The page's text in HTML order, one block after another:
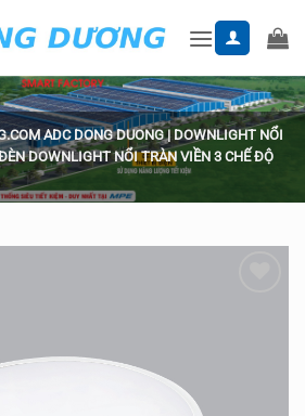
ADC DONG DUONG| DOWNLIGHT NỔI
DOWNLIGHT NỔI TRÀN VIỀN 3 CHẾ ĐỘ